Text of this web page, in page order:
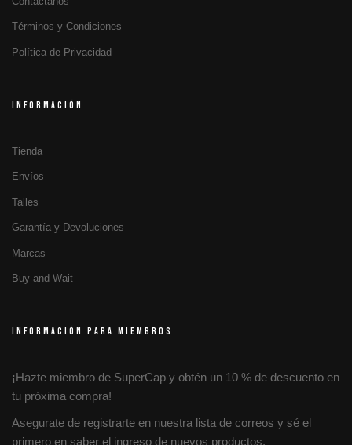
Términos y Condiciones
Política de Privacidad
INFORMACIÓN
Tienda
Envíos
Talles
Garantía y Devoluciones
Marcas
Buy and Wait
INFORMACIÓN PARA MIEMBROS
¡Hazte miembro de SuperCap y obtén un 10 % de descuento en
tu próxima compra!
Asegurate de registrarte en nuestra lista de correos y sé el
primero en saber el ingreso de nuevos productos.